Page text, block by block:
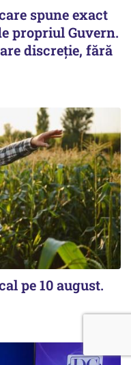
spune exact
propriul Guvern.
discreție, fără
pe 10 august.